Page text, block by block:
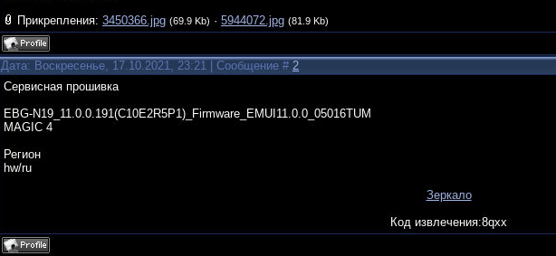
Прикрепления: 3450366.jpg (69.9 Kb) · 5944072.jpg (81.9 Kb)
Дата: Воскресенье, 17.10.2021, 23:21 | Сообщение # 2
Сервисная прошивка
EBG-N19_11.0.0.191(C10E2R5P1)_Firmware_EMUI11.0.0_05016TUM
MAGIC 4
Регион
hw/ru
Зеркало
Код извлечения:8qxx